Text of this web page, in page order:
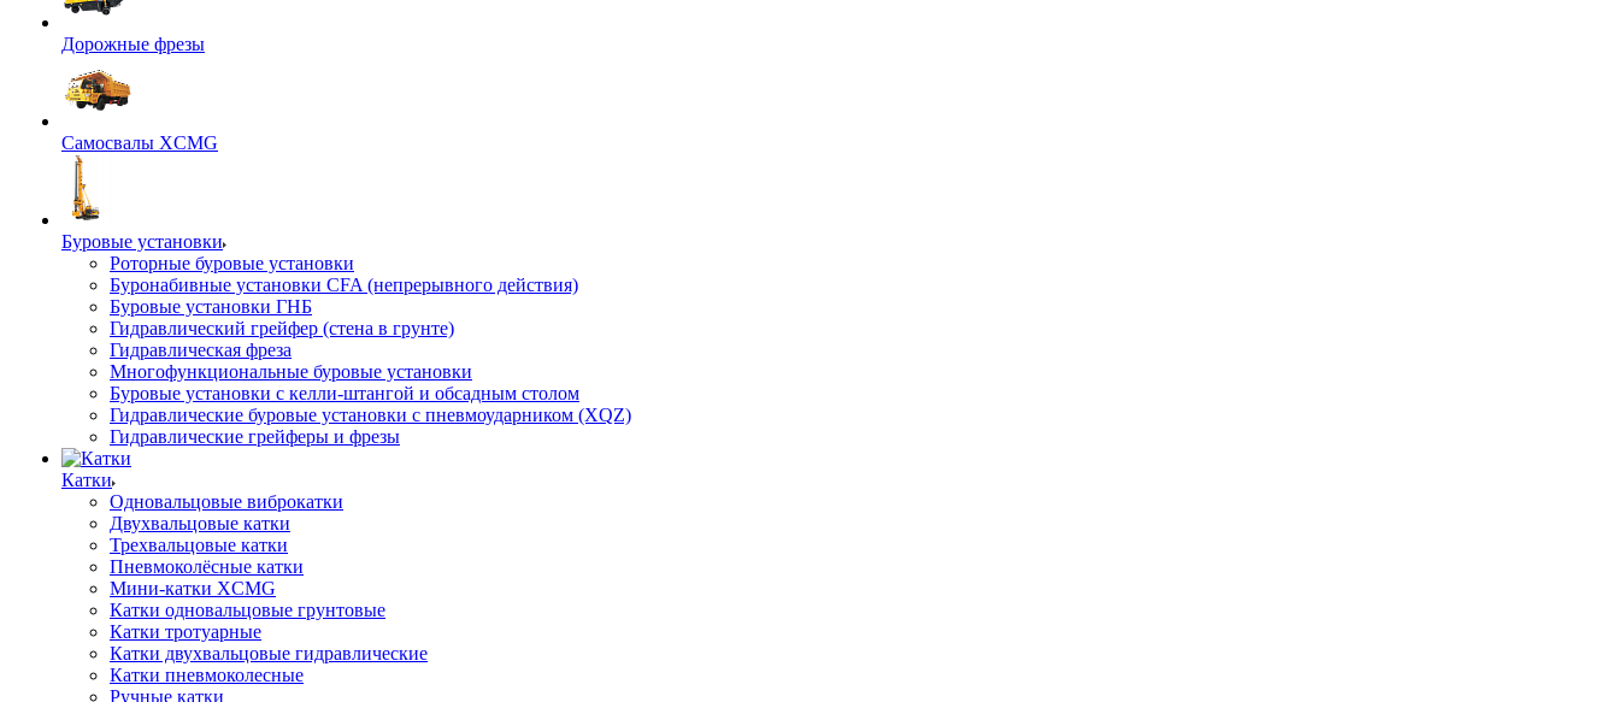
Дорожные фрезы
Самосвалы XCMG
Буровые установки
Роторные буровые установки
Буронабивные установки CFA (непрерывного действия)
Буровые установки ГНБ
Гидравлический грейфер (стена в грунте)
Гидравлическая фреза
Многофункциональные буровые установки
Буровые установки с келли-штангой и обсадным столом
Гидравлические буровые установки с пневмоударником (XQZ)
Гидравлические грейферы и фрезы
Катки
Одновальцовые виброкатки
Двухвальцовые катки
Трехвальцовые катки
Пневмоколёсные катки
Мини-катки XCMG
Катки одновальцовые грунтовые
Катки тротуарные
Катки двухвальцовые гидравлические
Катки пневмоколесные
Ручные катки